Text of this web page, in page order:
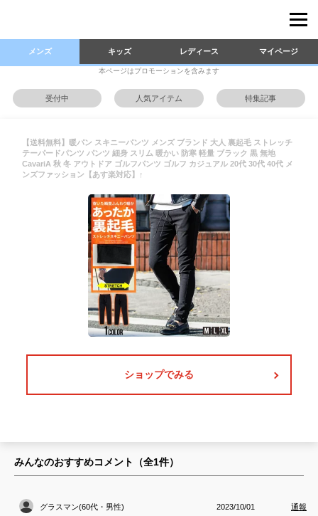
メンズ キッズ レディース マイページ
本ページはプロモーションを含みます
受付中 人気アイテム 特集記事
【送料無料】暖パン スキニーパンツ メンズ ブランド 大人 裏起毛 ストレッチ
テーパードパンツ パンツ 細身 スリム 暖かい 防寒 軽量 ブラック 黒 無地
CavariA 秋 冬 アウトドア ゴルフパンツ ゴルフ カジュアル 20代 30代 40代 メ
ンズファッション【あす楽対応】↑
ショップでみる
みんなのおすすめコメント（全1件）
グラスマン(60代・男性) 2023/10/01 通報